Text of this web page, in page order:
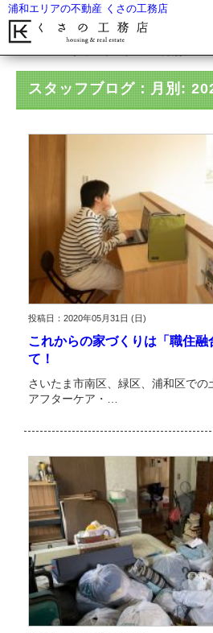
浦和エリアの不動産 くさの工務店
スタッフブログ：月別:
投稿日：2020年05月31日 (日)
これからの家づくりは「職住融
て！
さいたま市南区、緑区、浦和区で
アフターケア・…